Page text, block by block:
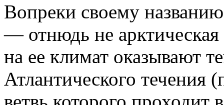
Вопреки своему
— отнюдь не
на ее климат оказывают
Атлантического течения